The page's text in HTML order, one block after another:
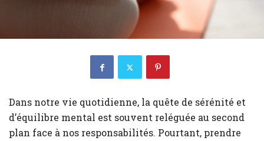
Dans notre vie quotidienne, la quête de sérénité et
d’équilibre mental est souvent reléguée au second
plan face à nos responsabilités. Pourtant, prendre